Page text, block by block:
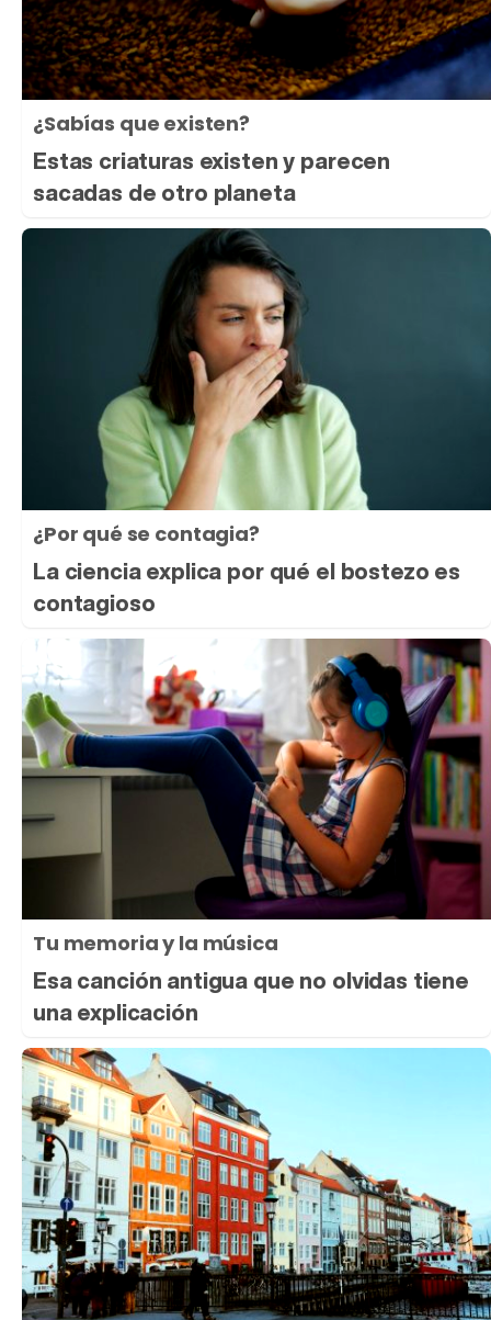
¿Sabías que existen?
Estas criaturas existen y parecen
sacadas de otro planeta
¿Por qué se contagia?
La ciencia explica por qué el bostezo es
contagioso
Tu memoria y la música
Esa canción antigua que no olvidas tiene
una explicación